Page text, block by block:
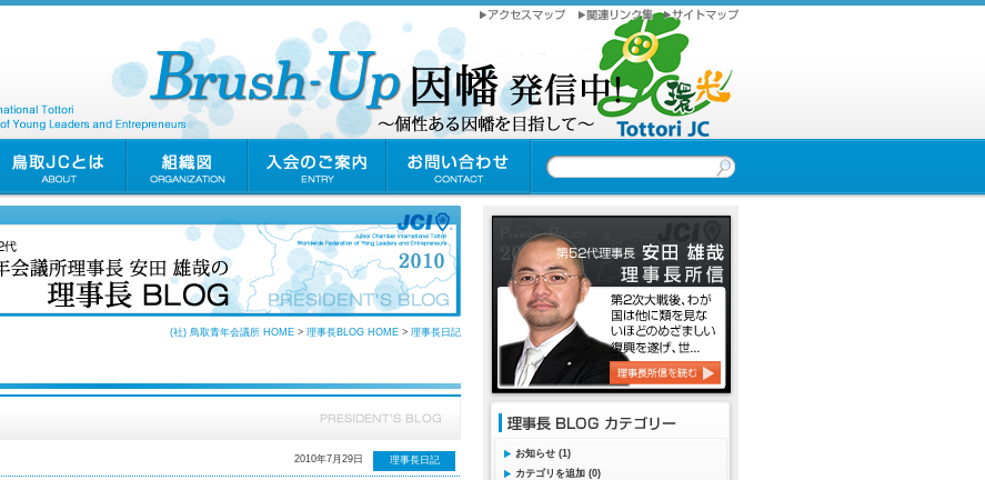
(社) 鳥取青年会議所 HOME > 理事長BLOG HOME > 理事長日記
理事長日記
2010年7月29日
お知らせ (1)
カテゴリを追加 (0)